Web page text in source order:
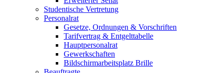
Studentische Vertretung
Personalrat
Gesetze, Ordnungen & Vorschriften
Tarifvertrag & Entgelttabelle
Hauptpersonalrat
Gewerkschaften
Bildschirmarbeitsplatz Brille